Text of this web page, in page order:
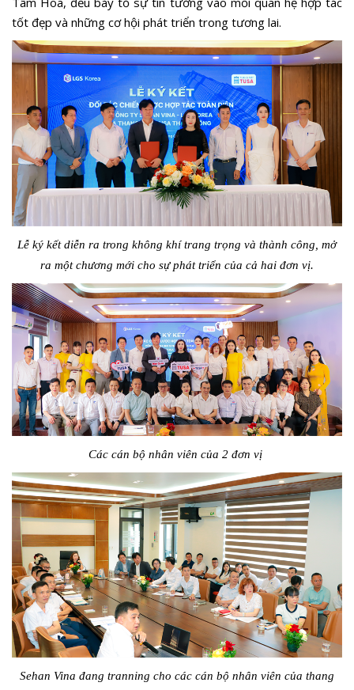
tốt đẹp và những cơ hội phát triển trong tương lai.
Lễ ký kết diễn ra trong không khí trang trọng và thành công, mở
ra một chương mới cho sự phát triển của cả hai đơn vị.
Các cán bộ nhân viên của 2 đơn vị
Sehan Vina đang tranning cho các cán bộ nhân viên của thang